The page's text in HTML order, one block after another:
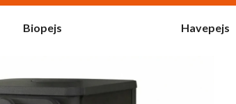
Biopejs Havepejs